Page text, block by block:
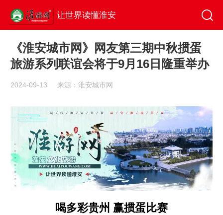
让世界读懂淮安
《淮安城市网》网友第三期中秋掼蛋
旅游系列联谊会将于9月16日隆重举办
2024-09-13 来源：淮安城市网
喝多彩贵州 赢掼蛋比赛